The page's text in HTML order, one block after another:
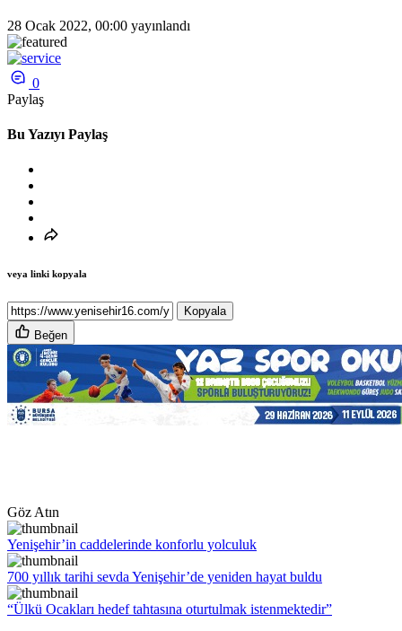
28 Ocak 2022, 00:00 yayınlandı
0
Paylaş
Bu Yazıyı Paylaş
veya linki kopyala
Kopyala
Beğen
Göz Atın
Yenişehir’in caddelerinde konforlu yolculuk
700 yıllık tarihi sevda Yenişehir’de yeniden hayat buldu
“Ülkü Ocakları hedef tahtasına oturtulmak istenmektedir”